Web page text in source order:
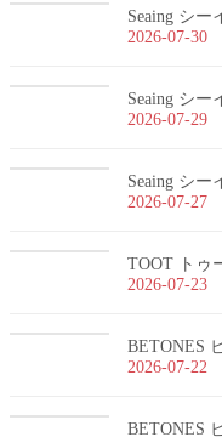
Seaing シー
2026-07-30
Seaing シー
2026-07-29
Seaing シ
2026-07-27
TOOT トゥ
2026-07-23
BETONES
2026-07-22
BETONES